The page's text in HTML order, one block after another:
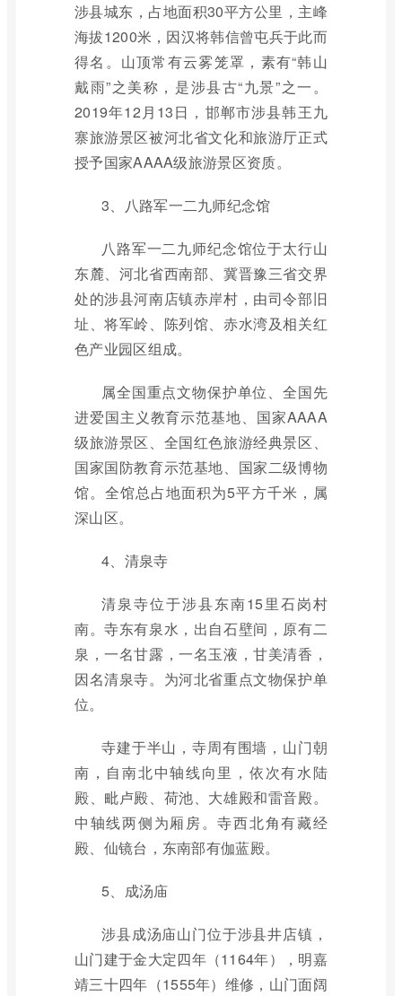
涉县城东，占地面积30平方公里，主峰
海拔1200米，因汉将韩信曾屯兵于此而
得名。山顶常有云雾笼罩，素有“韩山
戴雨”之美称，是涉县古“九景”之一。
2019年12月13日，邯郸市涉县韩王九
寨旅游景区被河北省文化和旅游厅正式
授予国家AAAA级旅游景区资质。
3、八路军一二九师纪念馆
八路军一二九师纪念馆位于太行山
东麓、河北省西南部、冀晋豫三省交界
处的涉县河南店镇赤岸村，由司令部旧
址、将军岭、陈列馆、赤水湾及相关红
色产业园区组成。
属全国重点文物保护单位、全国先
进爱国主义教育示范基地、国家AAAA
级旅游景区、全国红色旅游经典景区、
国家国防教育示范基地、国家二级博物
馆。全馆总占地面积为5平方千米，属
深山区。
4、清泉寺
清泉寺位于涉县东南15里石岗村
南。寺东有泉水，出自石壁间，原有二
泉，一名甘露，一名玉液，甘美清香，
因名清泉寺。为河北省重点文物保护单
位。
寺建于半山，寺周有围墙，山门朝
南，自南北中轴线向里，依次有水陆
殿、毗卢殿、荷池、大雄殿和雷音殿。
中轴线两侧为厢房。寺西北角有藏经
殿、仙镜台，东南部有伽蓝殿。
5、成汤庙
涉县成汤庙山门位于涉县井店镇，
山门建于金大定四年（1164年），明嘉
靖三十四年（1555年）维修，山门面阔